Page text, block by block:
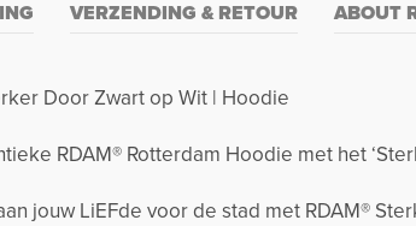
VERZENDING & RETOUR ABOUT
Door Zwart op Wit | Hoodie
RDAM® Rotterdam Hoodie met het
jouw LiEFde voor de stad met RDAM®